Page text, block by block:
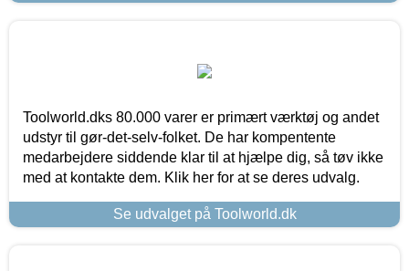
Toolworld.dks 80.000 varer er primært værktøj og andet
udstyr til gør-det-selv-folket. De har kompentente
medarbejdere siddende klar til at hjælpe dig, så tøv ikke
med at kontakte dem. Klik her for at se deres udvalg.
Se udvalget på Toolworld.dk